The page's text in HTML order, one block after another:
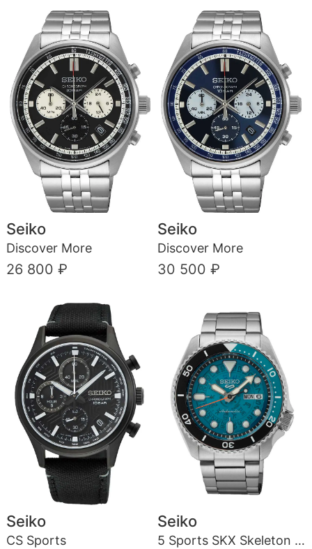
Seiko
Discover More
26 800 ₽
Seiko
Discover More
30 500 ₽
Seiko
CS Sports
Seiko
5 Sports SKX Skeleton Style